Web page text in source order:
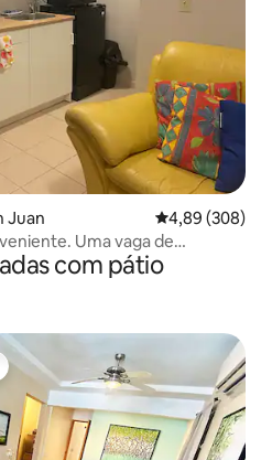
Juan Classificação
4,89 (308)
Uma vaga de
com pátio
apreciados